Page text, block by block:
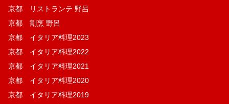
京都 リストランテ 野呂
京都 割烹 野呂
京都 イタリア料理2023
京都 イタリア料理2022
京都 イタリア料理2021
京都 イタリア料理2020
京都 イタリア料理2019